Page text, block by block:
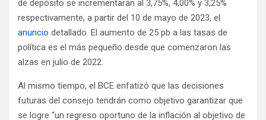
de depósito se incrementarán al 3,75%, 4,00% y 3,25%
respectivamente, a partir del 10 de mayo de 2023, el
anuncio detallado. El aumento de 25 pb a las tasas de
política es el más pequeño desde que comenzaron las
alzas en julio de 2022.
Al mismo tiempo, el BCE enfatizó que las decisiones
futuras del consejo tendrán como objetivo garantizar que
se logre “un regreso oportuno de la inflación al objetivo de